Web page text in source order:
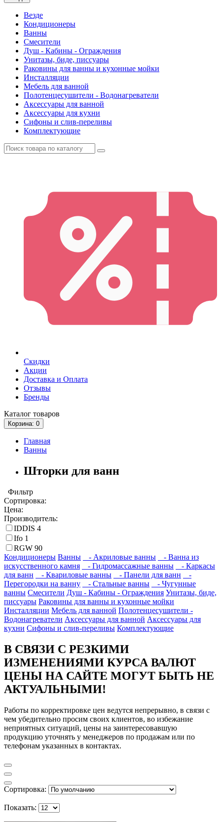
Везде
Кондиционеры
Ванны
Смесители
Душ - Кабины - Ограждения
Унитазы, биде, писсуары
Раковины для ванны и кухонные мойки
Инсталляции
Мебель для ванной
Полотенцесушители - Водонагреватели
Аксессуары для ванной
Аксессуары для кухни
Сифоны и слив-переливы
Комплектующие
Скидки
Акции
Доставка и Оплата
Отзывы
Бренды
Каталог товаров
Корзина: 0
Главная
Ванны
Шторки для ванн
Фильтр
Сортировка:
Цена:
Производитель:
IDDIS 4
Ifo 1
RGW 90
Кондиционеры Ванны - Акриловые ванны
- Ванна из
искусственного камня
- Гидромассажные ванны
- Каркасы
для ванн
- Квариловые ванны - Панели для ванн
-
Перегородки на ванну
- Стальные ванны
- Чугунные
ванны Смесители Душ - Кабины - Ограждения Унитазы, биде,
писсуары Раковины для ванны и кухонные мойки
Инсталляции Мебель для ванной Полотенцесушители -
Водонагреватели Аксессуары для ванной Аксессуары для
кухни Сифоны и слив-переливы Комплектующие
В СВЯЗИ С РЕЗКИМИ
ИЗМЕНЕНИЯМИ КУРСА ВАЛЮТ
ЦЕНЫ НА САЙТЕ МОГУТ БЫТЬ НЕ
АКТУАЛЬНЫМИ!
Работы по корректировке цен ведутся непрерывно, в связи с
чем убедительно просим своих клиентов, во избежание
неприятных ситуаций, цены на заинтересовавшую
продукцию уточнять у менеджеров по продажам или по
телефонам указанных в контактах.
Сортировка:
Показать: